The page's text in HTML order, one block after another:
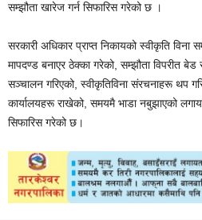
सम्झौता खारेज गर्न सिफारिस गरेको छ ।
सरकारी अधिकार प्राप्त निकायको स्वीकृति विना
मापदण्ड बनाएर ठेक्का गरेको, सम्झौता विपरीत
सञ्चालन गरिएको, स्वीकृतिविना संरचनाहरू थप
कार्यालयहरू राखेको, समयमै भाडा नबुझाएको
सिफारिस गरेको छ।